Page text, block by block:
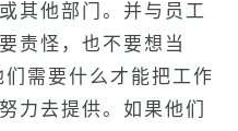
其他部门。并与员工
责怪，也不要想当
需要什么才能把工作
力去提供。如果他们